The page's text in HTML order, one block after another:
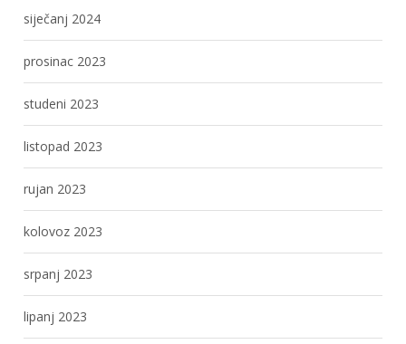
siječanj 2024
prosinac 2023
studeni 2023
listopad 2023
rujan 2023
kolovoz 2023
srpanj 2023
lipanj 2023